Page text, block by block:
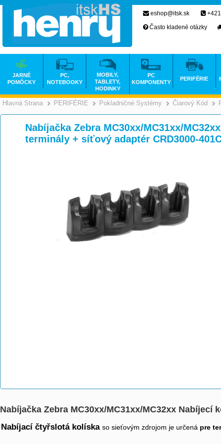
Hlavná Strana >
PERIFÉRIE >
Pokladničné Systémy Čiarový Kód
Nabíjačka Zebra MC30xx/MC31xx/
terminály + síťový adaptér CRD3000-
Nabíjačka Zebra MC30xx/MC31xx/MC32xx
Nabíjací čtyřslotá kolíska so sieťovým zdrojom je určená pre
eshop@itsk.sk
Často kladené otázky
JARNÉ
POMÔCKY
PC,
NOTEBOOKY
MOBILY,
TABLETY,
HODINKY
PC
KOMPONENTY
PERIFÉRIE